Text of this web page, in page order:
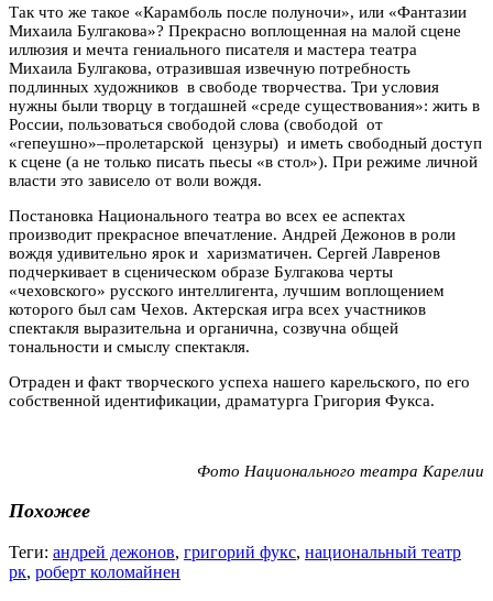
Так что же такое «Карамболь после полуночи», или «Фантазии
Михаила Булгакова»? Прекрасно воплощенная на малой сцене
иллюзия и мечта гениального писателя и мастера театра
Михаила Булгакова, отразившая извечную потребность
подлинных художников в свободе творчества. Три условия
нужны были творцу в тогдашней «среде существования»: жить в
России, пользоваться свободой слова (свободой от
«гепеушно»–пролетарской цензуры) и иметь свободный доступ
к сцене (а не только писать пьесы «в стол»). При режиме личной
власти это зависело от воли вождя.
Постановка Национального театра во всех ее аспектах
производит прекрасное впечатление. Андрей Дежонов в роли
вождя удивительно ярок и харизматичен. Сергей Лавренов
подчеркивает в сценическом образе Булгакова черты
«чеховского» русского интеллигента, лучшим воплощением
которого был сам Чехов. Актерская игра всех участников
спектакля выразительна и органична, созвучна общей
тональности и смыслу спектакля.
Отраден и факт творческого успеха нашего карельского, по его
собственной идентификации, драматурга Григория Фукса.
Фото Национального театра Карелии
Похожее
Теги: андрей дежонов, григорий фукс, национальный театр
рк, роберт коломайнен